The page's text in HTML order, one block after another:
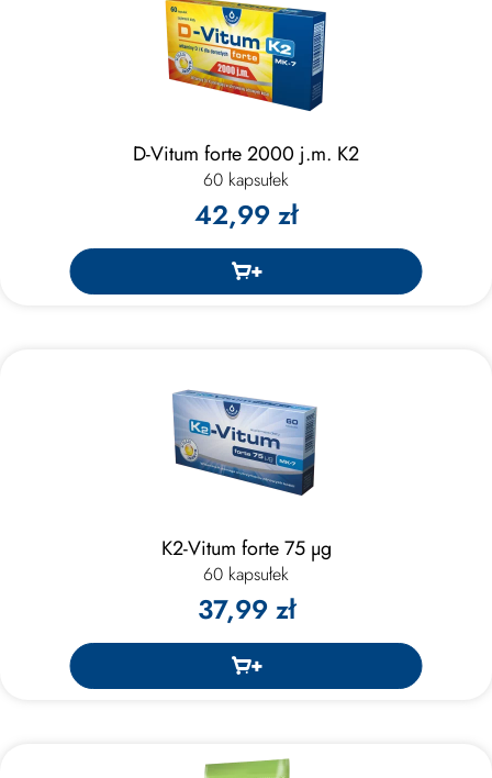
D-Vitum forte 2000 j.m. K2
60 kapsułek
42,99 zł
K2-Vitum forte 75 μg
60 kapsułek
37,99 zł